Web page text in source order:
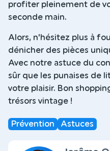
profiter pleinement de
seconde main.
Alors, n'hésitez plus à
dénicher des pièces
Avec notre astuce du
sûr que les punaises de
votre plaisir. Bon
trésors vintage !
Prévention Astuces